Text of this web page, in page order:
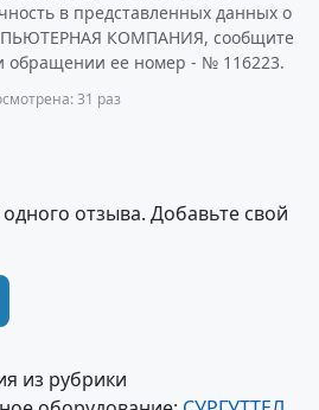
в представленных данных о
КОМПАНИЯ, сообщите
обращении ее номер - № 116223.
31 раз
отзыва. Добавьте свой
из рубрики